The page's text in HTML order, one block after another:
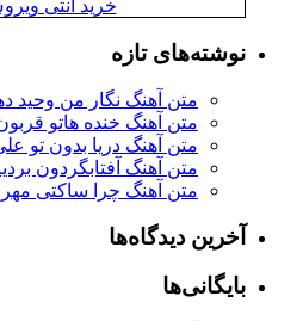
خرید آنتی
نوشته‌های تازه
متن آهنگ نگار من وحید
متن آهنگ خنده هاتو
متن آهنگ دریا بدون تو
متن آهنگ آفتابگردون بردیا
متن آهنگ چرا ساکتی
آخرین دیدگاه‌ها
بایگانی‌ها